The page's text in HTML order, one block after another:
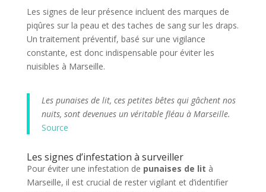
Les signes de leur présence incluent des marques de
piqûres sur la peau et des taches de sang sur les draps.
Un traitement préventif, basé sur une vigilance
constante, est donc indispensable pour éviter les
nuisibles à Marseille.
Les punaises de lit, ces petites bêtes qui gâchent nos
nuits, sont devenues un véritable fléau à Marseille.
Source
Les signes d’infestation à surveiller
Pour éviter une infestation de punaises de lit à
Marseille, il est crucial de rester vigilant et d’identifier